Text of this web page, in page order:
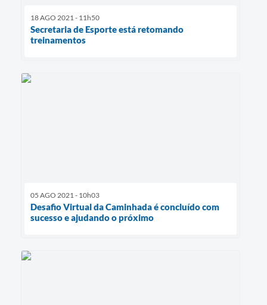
18 AGO 2021 - 11h50
Secretaria de Esporte está retomando
treinamentos
05 AGO 2021 - 10h03
Desafio Virtual da Caminhada é concluído com
sucesso e ajudando o próximo